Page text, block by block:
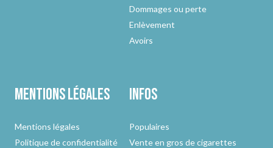
Dommages ou perte
Enlèvement
Avoirs
Mentions légales
Mentions légales
Politique de confidentialité
Infos
Populaires
Vente en gros de cigarettes